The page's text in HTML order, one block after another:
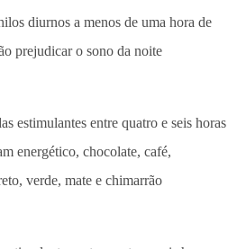
diurnos a menos de uma hora de
prejudicar o sono da noite